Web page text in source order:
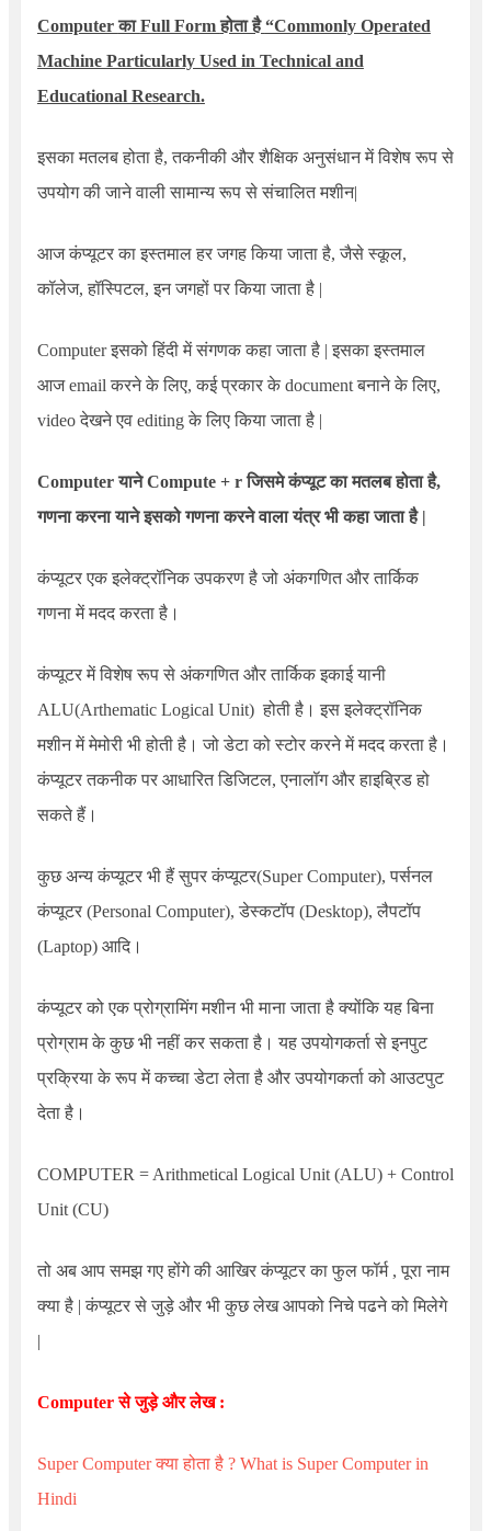
ComputerकाFull Formहोता है“Commonly Operated
Machine Particularly Used in Technical and
Educational Research.
इसका मतलब होता है, तकनीकी और शैक्षिक अनुसंधान में विशेष रूप से
उपयोग की जाने वाली सामान्य रूप से संचालित मशीन|
आज कंप्यूटर का इस्तमाल हर जगह किया जाता है, जैसे स्कूल,
कॉलेज, हॉस्पिटल, इन जगहों पर किया जाता है |
Computer इसको हिंदी में संगणक कहा जाता है | इसका इस्तमाल
आज email करने के लिए, कई प्रकार के document बनाने के लिए,
video देखने एव editing के लिए किया जाता है |
Computer याने Compute + r जिसमे कंप्यूट का मतलब होता है,
गणना करना याने इसको गणना करने वाला यंत्र भी कहा जाता है |
कंप्यूटर एक इलेक्ट्रॉनिक उपकरण है जो अंकगणित और तार्किक
गणना में मदद करता है।
कंप्यूटर में विशेष रूप से अंकगणित और तार्किक इकाई यानी
ALU(Arthematic Logical Unit) होती है। इस इलेक्ट्रॉनिक
मशीन में मेमोरी भी होती है। जो डेटा को स्टोर करने में मदद करता है।
कंप्यूटर तकनीक पर आधारित डिजिटल,एनालॉग और हाइब्रिड हो
सकते हैं।
कुछ अन्य कंप्यूटर भी हैं सुपर कंप्यूटर(Super Computer),पर्सनल
कंप्यूटर (Personal Computer),डेस्कटॉप (Desktop),लैपटॉप
(Laptop) आदि।
कंप्यूटर को एक प्रोग्रामिंग मशीन भी माना जाता है क्योंकि यह बिना
प्रोग्राम के कुछ भी नहीं कर सकता है। यह उपयोगकर्ता से इनपुट
प्रक्रिया के रूप में कच्चा डेटा लेता है और उपयोगकर्ता को आउटपुट
देता है।
COMPUTER = Arithmetical Logical Unit (ALU) + Control
Unit (CU)
तो अब आप समझ गए होंगे की आखिर कंप्यूटर का फुल फॉर्म , पूरा नाम
क्या है | कंप्यूटर से जुड़े और भी कुछ लेख आपको निचे पढने को मिलेगे
|
Computer से जुड़े और लेख :
Super Computer क्या होता है ? What is Super Computer in
Hindi